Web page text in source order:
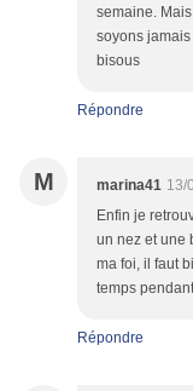
semaine.
soyons
bisous
Répondre
M marina41 13/
Enfin je
un nez et une
ma foi, il faut
temps
Répondre